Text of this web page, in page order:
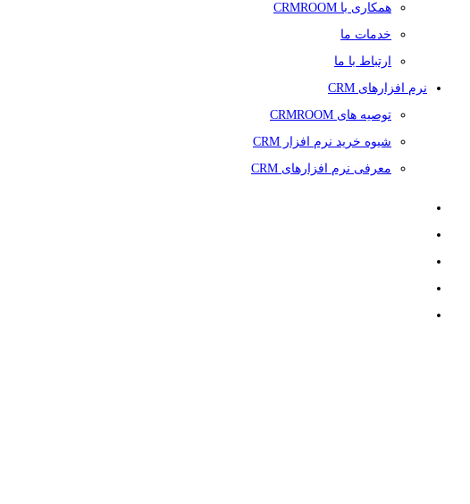
همکاری با CRMROOM
خدمات ما
ارتباط با ما
نرم افزارهای CRM
توصیه های CRMROOM
شیوه خرید نرم افزار CRM
معرفی نرم افزارهای CRM